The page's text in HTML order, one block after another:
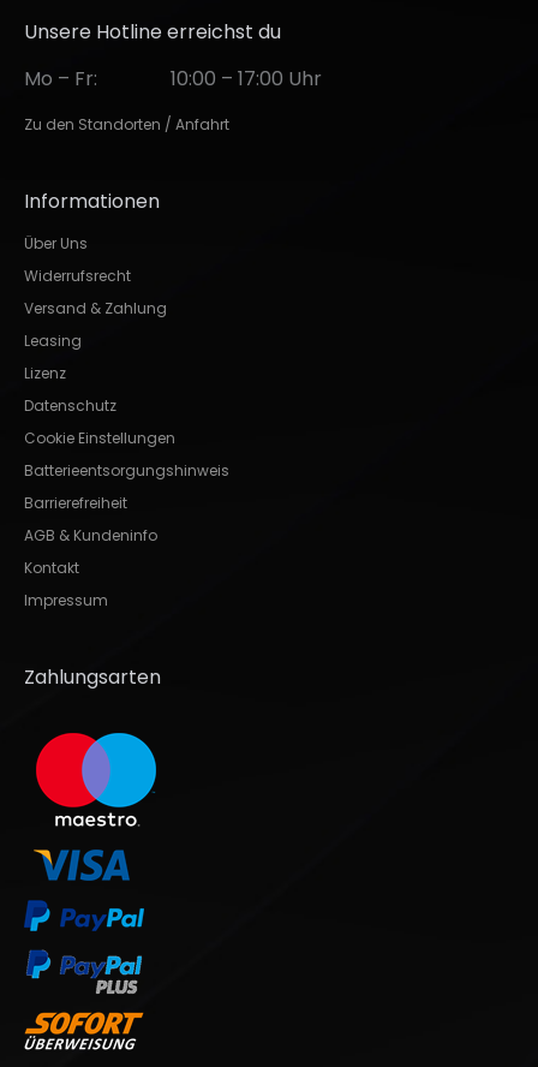
Unsere Hotline erreichst du
Mo – Fr:
10:00 – 17:00 Uhr
Zu den Standorten / Anfahrt
Informationen
Über Uns
Widerrufsrecht
Versand & Zahlung
Leasing
Lizenz
Datenschutz
Cookie Einstellungen
Batterieentsorgungshinweis
Barrierefreiheit
AGB & Kundeninfo
Kontakt
Impressum
Zahlungsarten